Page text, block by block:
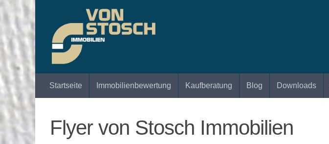
Zum Inhalt springen
Startseite Immobilienbewertung Kaufberatung Blog Downloads
Flyer von Stosch Immobilien